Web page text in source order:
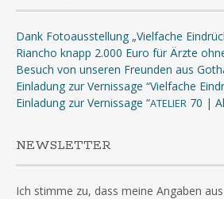
Dank Fotoausstellung „Vielfache
Riancho knapp 2.000 Euro für Ärzte
Besuch von unseren Freunden aus
Einladung zur Vernissage “Vielfache
Einladung zur Vernissage “ATELIER 70 |
NEWSLETTER
Ich stimme zu, dass meine Angaben